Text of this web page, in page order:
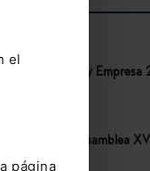
el
página
IA Derecho y Empresa
COSITAL. Asamblea XV
2026